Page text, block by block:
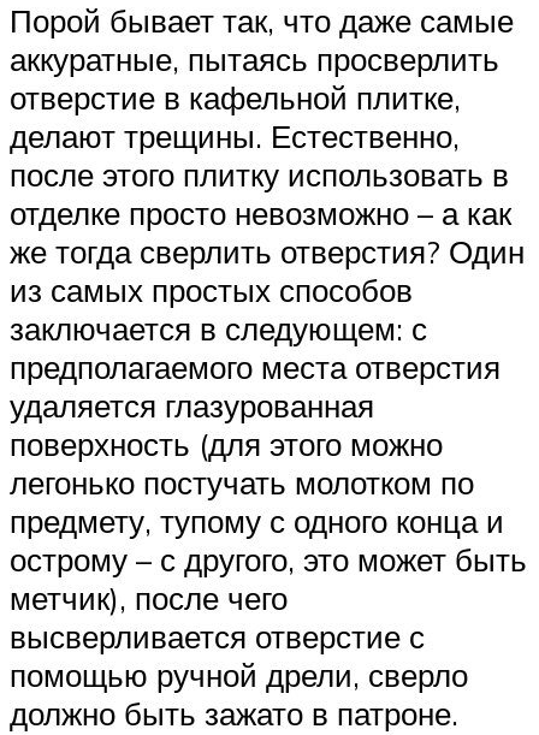
Порой бывает так, что даже самые
аккуратные, пытаясь просверлить
отверстие в кафельной плитке,
делают трещины. Естественно,
после этого плитку использовать в
отделке просто невозможно – а как
же тогда сверлить отверстия? Один
из самых простых способов
заключается в следующем: с
предполагаемого места отверстия
удаляется глазурованная
поверхность (для этого можно
легонько постучать молотком по
предмету, тупому с одного конца и
острому – с другого, это может быть
метчик), после чего
высверливается отверстие с
помощью ручной дрели, сверло
должно быть зажато в патроне.